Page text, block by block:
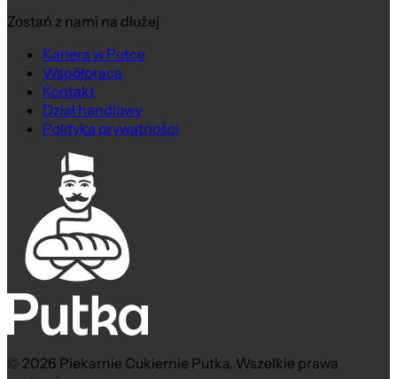
Zostań z nami na dłużej
Kariera w Putce
Współpraca
Kontakt
Dział handlowy
Polityka prywatności
© 2026 Piekarnie Cukiernie Putka. Wszelkie prawa